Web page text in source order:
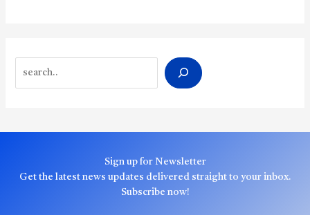
Sign up for Newsletter
Get the latest news updates delivered straight to your inbox.
Subscribe now!